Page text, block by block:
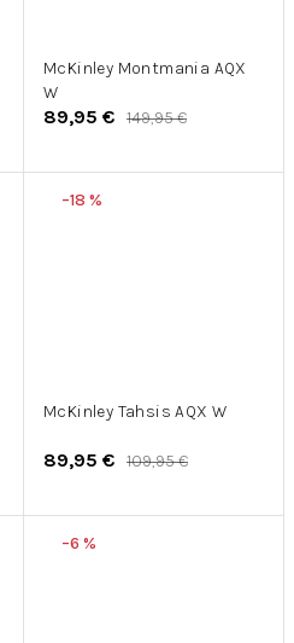
McKinley Montmania AQX
W
89,95 € 149,95 €
–18 %
McKinley Tahsis AQX W
89,95 € 109,95 €
–6 %